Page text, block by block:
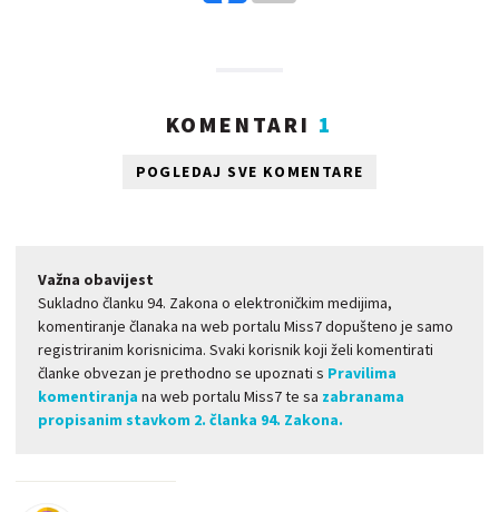
KOMENTARI 1
POGLEDAJ SVE KOMENTARE
Važna obavijest
Sukladno članku 94. Zakona o elektroničkim medijima,
komentiranje članaka na web portalu Miss7 dopušteno je samo
registriranim korisnicima. Svaki korisnik koji želi komentirati
članke obvezan je prethodno se upoznati s Pravilima
komentiranja na web portalu Miss7 te sa zabranama
propisanim stavkom 2. članka 94. Zakona.